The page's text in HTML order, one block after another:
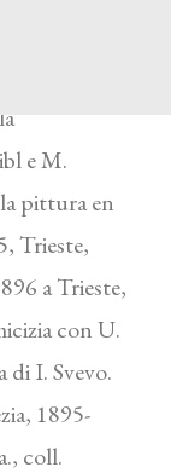
e dove fu
e M.
pittura en
Trieste,
a Trieste,
con U.
di I. Svevo.
1895-
coll.